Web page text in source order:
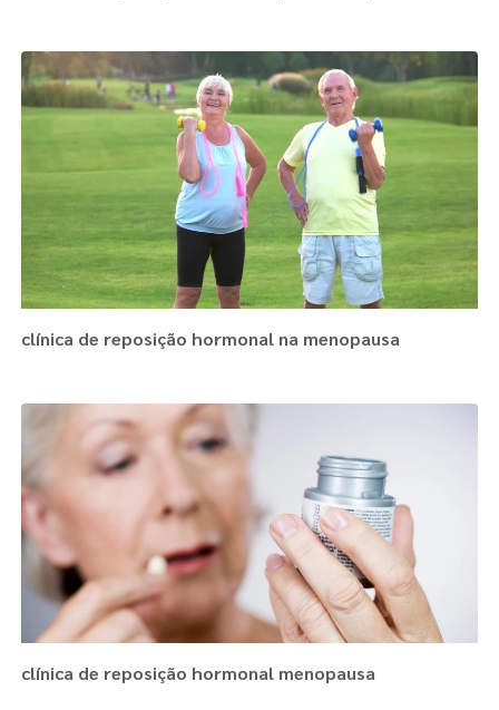
clínica de reposição hormonal na menopausa
clínica de reposição hormonal menopausa